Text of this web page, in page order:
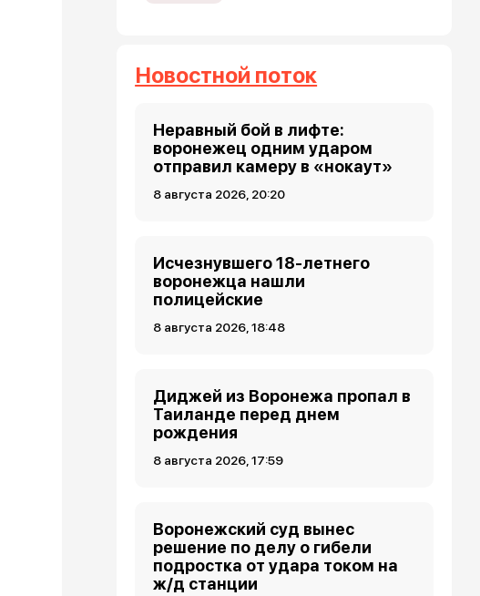
Новостной поток
Неравный бой в лифте:
воронежец одним ударом
отправил камеру в «нокаут»
8 августа 2026, 20:20
Исчезнувшего 18-летнего
воронежца нашли
полицейские
8 августа 2026, 18:48
Диджей из Воронежа пропал в
Таиланде перед днем
рождения
8 августа 2026, 17:59
Воронежский суд вынес
решение по делу о гибели
подростка от удара током на
ж/д станции